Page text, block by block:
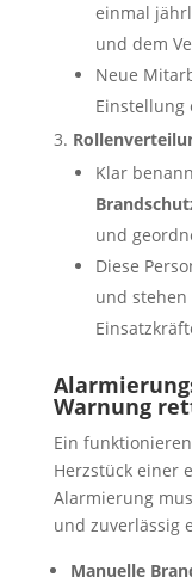
einmal
und dem
Neue
Einstellung
Klar
und
Diese
und
Warnung
Ein
Herzstück einer
Alarmierung
und zuverlässig
Manuelle